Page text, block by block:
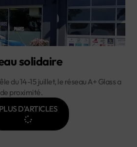
solidaire
du 14-15 juillet, le réseau A+ Glass a
proximité.
PLUS D'ARTICLES